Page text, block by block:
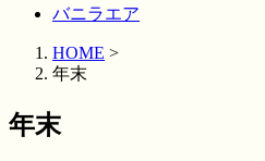
バニラエア
HOME >
年末
年末